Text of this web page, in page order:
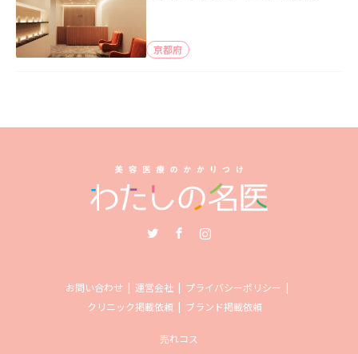
京都府
お問い合わせ 運営会社
プライバシーポリシー
クリニック掲載依頼
ブランド掲載依頼
売れコス